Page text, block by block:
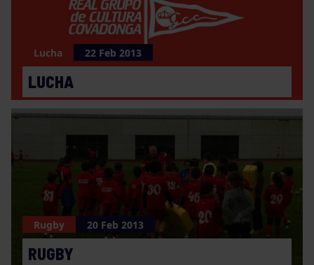
Lucha 22 Feb 2013
LUCHA
Rugby 20 Feb 2013
RUGBY